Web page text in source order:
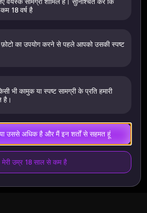
18 वर्ष है
फ़ोटो का उपयोग करने से पहले आपको उसकी स्पष्ट
भी कामुक या स्पष्ट सामग्री के प्रति हमारी
है।
या उससे अधिक है और मैं इन शर्तों से सहमत हूं
मेरी उम्र 18 साल से कम है